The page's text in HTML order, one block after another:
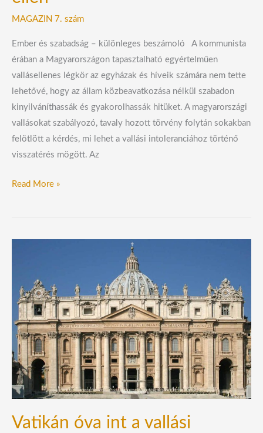
MAGAZIN 7. szám
Ember és szabadság – különleges beszámoló A kommunista
érában a Magyarországon tapasztalható egyértelműen
vallásellenes légkör az egyházak és híveik számára nem tette
lehetővé, hogy az állam közbeavatkozása nélkül szabadon
kinyilváníthassák és gyakorolhassák hitüket. A magyarországi
vallásokat szabályozó, tavaly hozott törvény folytán sokakban
felötlött a kérdés, mi lehet a vallási intoleranciához történő
visszatérés mögött. Az
Read More »
Vatikán óva int a vallási
vallási
megkülönböztetéstől